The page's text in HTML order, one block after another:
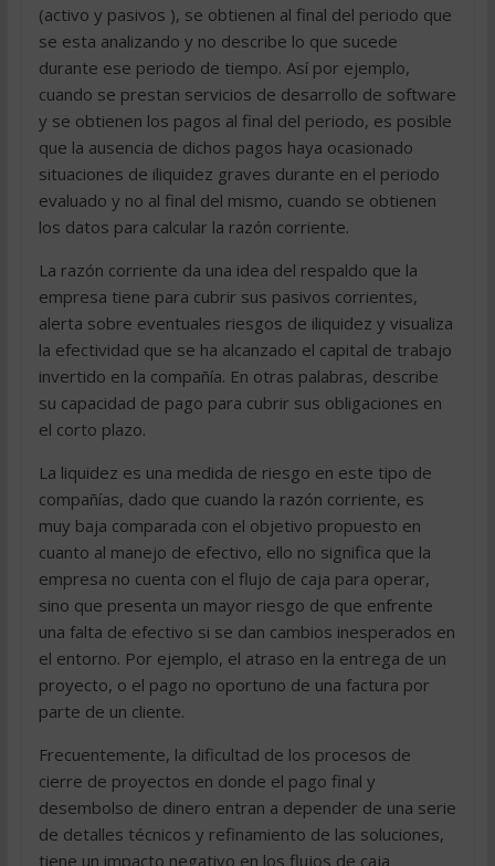
(activo y pasivos ), se obtienen al final del periodo que
se esta analizando y no describe lo que sucede
durante ese periodo de tiempo. Así por ejemplo,
cuando se prestan servicios de desarrollo de software
y se obtienen los pagos al final del periodo, es posible
que la ausencia de dichos pagos haya ocasionado
situaciones de iliquidez graves durante en el periodo
evaluado y no al final del mismo, cuando se obtienen
los datos para calcular la razón corriente.
La razón corriente da una idea del respaldo que la
empresa tiene para cubrir sus pasivos corrientes,
alerta sobre eventuales riesgos de iliquidez y visualiza
la efectividad que se ha alcanzado el capital de trabajo
invertido en la compañía. En otras palabras, describe
su capacidad de pago para cubrir sus obligaciones en
el corto plazo.
La liquidez es una medida de riesgo en este tipo de
compañías, dado que cuando la razón corriente, es
muy baja comparada con el objetivo propuesto en
cuanto al manejo de efectivo, ello no significa que la
empresa no cuenta con el flujo de caja para operar,
sino que presenta un mayor riesgo de que enfrente
una falta de efectivo si se dan cambios inesperados en
el entorno. Por ejemplo, el atraso en la entrega de un
proyecto, o el pago no oportuno de una factura por
parte de un cliente.
Frecuentemente, la dificultad de los procesos de
cierre de proyectos en donde el pago final y
desembolso de dinero entran a depender de una serie
de detalles técnicos y refinamiento de las soluciones,
tiene un impacto negativo en los flujos de caja